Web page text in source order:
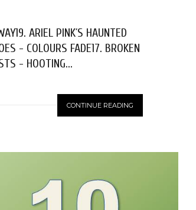
ARIEL PINK´S HAUNTED
- COLOURS FADE17. BROKEN
- HOOTING...
CONTINUE READING